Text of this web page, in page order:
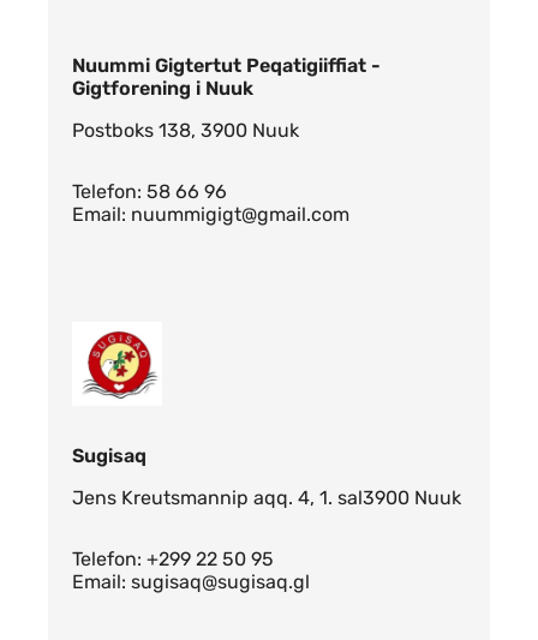
Nuummi Gigtertut Peqatigiiffiat -
Gigtforening i Nuuk
Postboks 138, 3900 Nuuk
Telefon: 58 66 96
Email: nuummigigt@gmail.com
Sugisaq
Jens Kreutsmannip aqq. 4, 1. sal3900 Nuuk
Telefon: +299 22 50 95
Email: sugisaq@sugisaq.gl